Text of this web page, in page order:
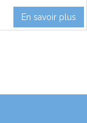
En savoir plus